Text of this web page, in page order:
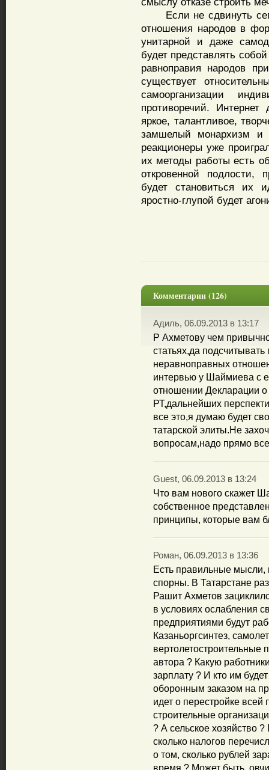
Если не сдвинуть
отношения народов в
унитарной и даже
будет представлять
равноправия народов
существует
самоорганизации
противоречий.
яркое, талантливое,
замшелый монархизм и
реакционеры уже
их методы работы есть
откровенной
будет становиться их
яростно-глупой будет
Комментарии (126)
Адиль, 06.09.2013 в 13:17
Р Ахметову чем
статьях,да подсчитывать
неравноправных
интервью у Шаймиева с
отношении Декларации о
РТ,дальнейших
все это,я думаю будет
татарской элиты.Не
вопросам,надо прямо
Guest, 06.09.2013 в 13:24
Что вам нового скажет
собственное
принципы, которые вам
Роман, 06.09.2013 в 13:36
Есть правильные
спорны. В Татарстане
Рашит Ахметов
в условиях ослабления
предприятиями будут
Казаньоргсинтез,
вертолетостроительные
автора ? Какую
зарплату ? И кто им
оборонным заказом на
идет о перестройке
строительные
? А сельское хозяйство
сколько налогов
о том, сколько рублей
время ? Может быть,